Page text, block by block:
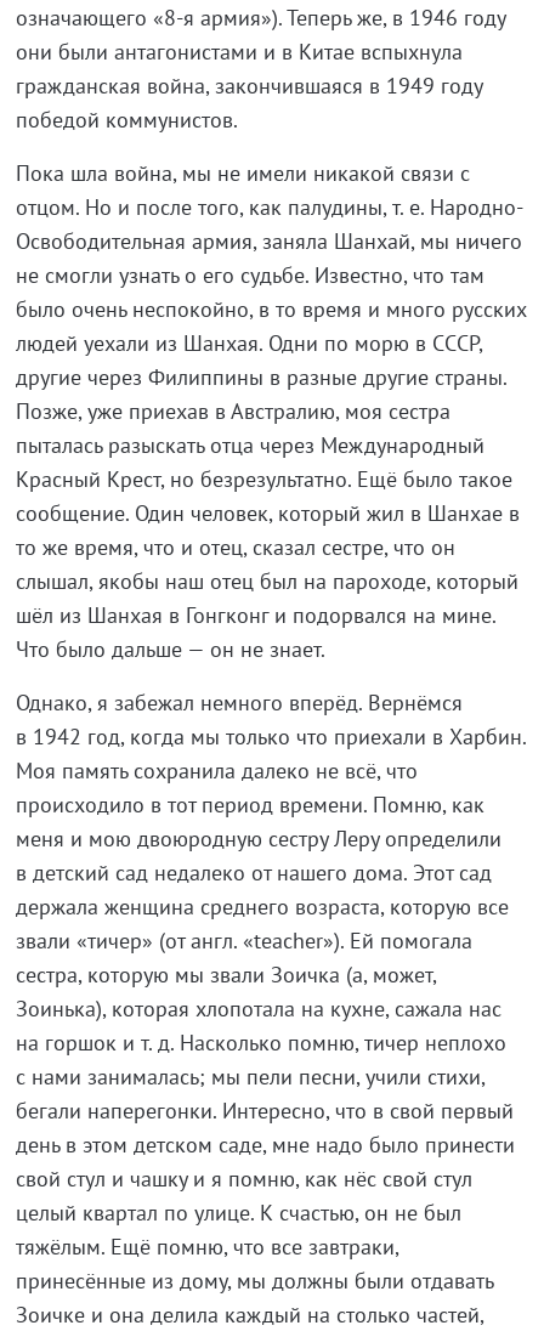
означающего «8-я армия»). Теперь же, в 1946 году
они были антагонистами и в Китае вспыхнула
гражданская война, закончившаяся в 1949 году
победой коммунистов.
Пока шла война, мы не имели никакой связи с
отцом. Но и после того, как палудины, т. е. Народно-
Освободительная армия, заняла Шанхай, мы ничего
не смогли узнать о его судьбе. Известно, что там
было очень неспокойно, в то время и много русских
людей уехали из Шанхая. Одни по морю в СССР,
другие через Филиппины в разные другие страны.
Позже, уже приехав в Австралию, моя сестра
пыталась разыскать отца через Международный
Красный Крест, но безрезультатно. Ещё было такое
сообщение. Один человек, который жил в Шанхае в
то же время, что и отец, сказал сестре, что он
слышал, якобы наш отец был на пароходе, который
шёл из Шанхая в Гонгконг и подорвался на мине.
Что было дальше — он не знает.
Однако, я забежал немного вперёд. Вернёмся
в 1942 год, когда мы только что приехали в Харбин.
Моя память сохранила далеко не всё, что
происходило в тот период времени. Помню, как
меня и мою двоюродную сестру Леру определили
в детский сад недалеко от нашего дома. Этот сад
держала женщина среднего возраста, которую все
звали «тичер» (от англ. «teacher»). Ей помогала
сестра, которую мы звали Зоичка (а, может,
Зоинька), которая хлопотала на кухне, сажала нас
на горшок и т. д. Насколько помню, тичер неплохо
с нами занималась; мы пели песни, учили стихи,
бегали наперегонки. Интересно, что в свой первый
день в этом детском саде, мне надо было принести
свой стул и чашку и я помню, как нёс свой стул
целый квартал по улице. К счастью, он не был
тяжёлым. Ещё помню, что все завтраки,
принесённые из дому, мы должны были отдавать
Зоичке и она делила каждый на столько частей,